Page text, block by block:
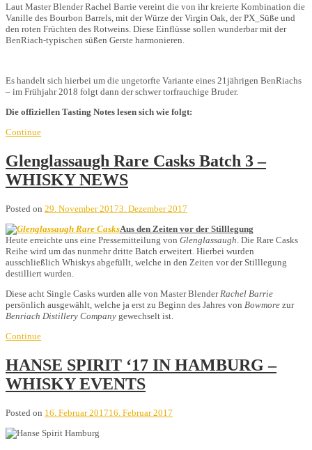
Laut Master Blender Rachel Barrie vereint die von ihr kreierte Kombination die
Vanille des Bourbon Barrels, mit der Würze der Virgin Oak, der PX_Süße und
den roten Früchten des Rotweins. Diese Einflüsse sollen wunderbar mit der
BenRiach-typischen süßen Gerste harmonieren.
Es handelt sich hierbei um die ungetorfte Variante eines 21jährigen BenRiachs
– im Frühjahr 2018 folgt dann der schwer torfrauchige Bruder.
Die offiziellen Tasting Notes lesen sich wie folgt:
Continue
Glenglassaugh Rare Casks Batch 3 –
WHISKY NEWS
Posted on 29. November 20173. Dezember 2017
Aus den Zeiten vor der Stilllegung
Heute erreichte uns eine Pressemitteilung von Glenglassaugh . Die Rare Casks
Reihe wird um das nunmehr dritte Batch erweitert. Hierbei wurden
ausschließlich Whiskys abgefüllt, welche in den Zeiten vor der Stilllegung
destilliert wurden.
Diese acht Single Casks wurden alle von Master Blender Rachel Barrie
persönlich ausgewählt, welche ja erst zu Beginn des Jahres von Bowmore zur
Benriach Distillery Company gewechselt ist.
Continue
HANSE SPIRIT ‘17 IN HAMBURG –
WHISKY EVENTS
Posted on 16. Februar 201716. Februar 2017